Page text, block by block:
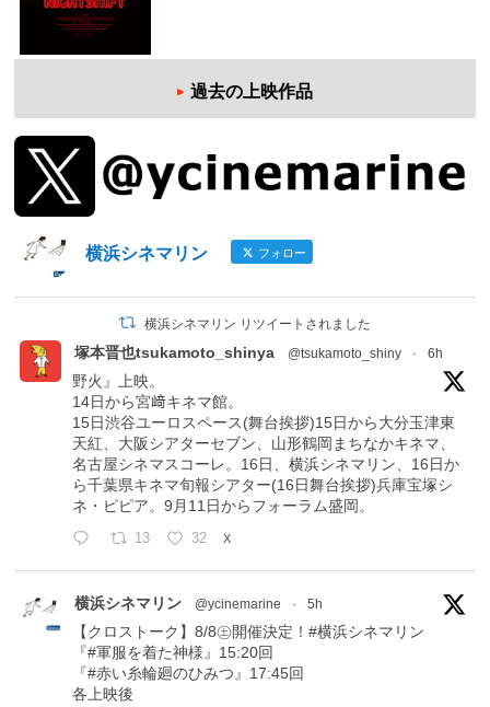
過去の上映作品
横浜シネマリン フォロー
横浜シネマリン リツイートされました
塚本晋也tsukamoto_shinya @tsukamoto_shiny · 6h
野火』上映。
14日から宮﨑キネマ館。
15日渋谷ユーロスペース(舞台挨拶)15日から大分玉津東
天紅、大阪シアターセブン、山形鶴岡まちなかキネマ、
名古屋シネマスコーレ。16日、横浜シネマリン、16日か
ら千葉県キネマ旬報シアター(16日舞台挨拶)兵庫宝塚シ
ネ・ピピア。9月11日からフォーラム盛岡。
13 32 X
横浜シネマリン @ycinemarine · 5h
【クロストーク】8/8㊏開催決定！#横浜シネマリン
『#軍服を着た神様』15:20回
『#赤い糸輪廻のひみつ』17:45回
各上映後